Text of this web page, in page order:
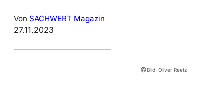
Von SACHWERT Magazin
27.11.2023
©Bild: Oliver Reetz